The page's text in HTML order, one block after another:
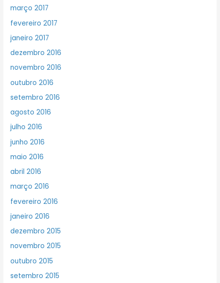
março 2017
fevereiro 2017
janeiro 2017
dezembro 2016
novembro 2016
outubro 2016
setembro 2016
agosto 2016
julho 2016
junho 2016
maio 2016
abril 2016
março 2016
fevereiro 2016
janeiro 2016
dezembro 2015
novembro 2015
outubro 2015
setembro 2015